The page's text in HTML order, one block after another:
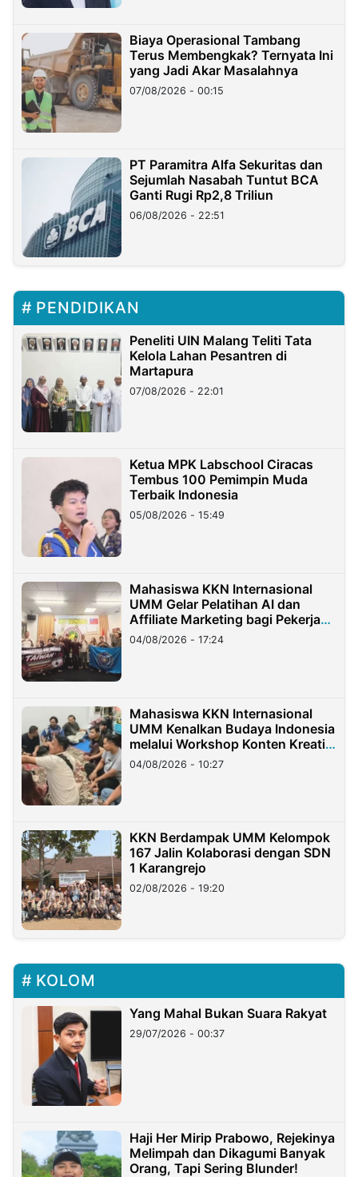
Biaya Operasional Tambang
Terus Membengkak? Ternyata Ini
yang Jadi Akar Masalahnya
07/08/2026 - 00:15
PT Paramitra Alfa Sekuritas dan
Sejumlah Nasabah Tuntut BCA
Ganti Rugi Rp2,8 Triliun
06/08/2026 - 22:51
PENDIDIKAN
Peneliti UIN Malang Teliti Tata
Kelola Lahan Pesantren di
Martapura
07/08/2026 - 22:01
Ketua MPK Labschool Ciracas
Tembus 100 Pemimpin Muda
Terbaik Indonesia
05/08/2026 - 15:49
Mahasiswa KKN Internasional
UMM Gelar Pelatihan AI dan
Affiliate Marketing bagi Pekerja
Migran Indonesia di Taiwan
04/08/2026 - 17:24
Mahasiswa KKN Internasional
UMM Kenalkan Budaya Indonesia
melalui Workshop Konten Kreatif
di Taiwan
04/08/2026 - 10:27
KKN Berdampak UMM Kelompok
167 Jalin Kolaborasi dengan SDN
1 Karangrejo
02/08/2026 - 19:20
KOLOM
Yang Mahal Bukan Suara Rakyat
29/07/2026 - 00:37
Haji Her Mirip Prabowo, Rejekinya
Melimpah dan Dikagumi Banyak
Orang, Tapi Sering Blunder!